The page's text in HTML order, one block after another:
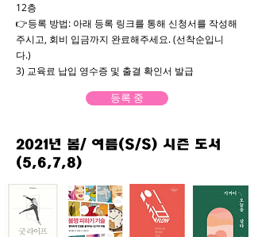
12층
👉등록 방법: 아래 등록 링크를 통해 신청서를 작성해
주시고, 회비 입금까지 완료해주세요. (선착순입니
다.)
3) 교육료 납입 영수증 및 출결 확인서 발급
등록 중
2021년 봄/ 여름(S/S) 시즌 도서
(5,6,7,8)